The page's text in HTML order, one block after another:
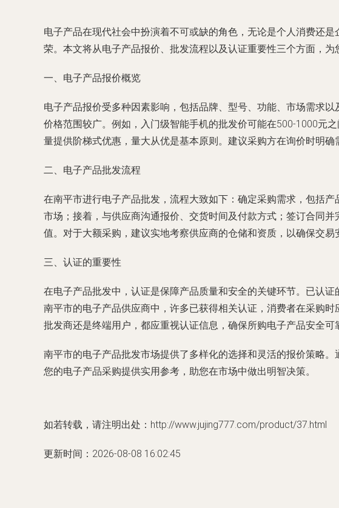
电子产品在现代社会中扮演着不可或缺的角色，无论是个人消费还
荣。本文将从电子产品报价、批发流程以及认证重要性三个方面，为
一、电子产品报价概览
电子产品报价受多种因素影响，包括品牌、型号、功能、市场需求
价格范围较广。例如，入门级智能手机的批发价可能在500-1000元
量提供阶梯式优惠，量大从优是基本原则。建议采购方在询价时明
二、电子产品批发流程
在南平市进行电子产品批发，流程大致如下：确定采购需求，包括
市场；接着，与供应商沟通报价、交货时间及付款方式；签订合同
值。对于大额采购，建议实地考察供应商的仓储和资质，以确保交易
三、认证的重要性
在电子产品批发中，认证是保障产品质量和安全的关键环节。已认
南平市的电子产品供应商中，许多已获得相关认证，消费者在采购
批发商还是终端用户，都应重视认证信息，确保所购电子产品安全可
南平市的电子产品批发市场提供了多样化的选择和灵活的报价策略
您的电子产品采购提供实用参考，助您在市场中做出明智决策。
如若转载，请注明出处：http://www.jujing777.com/product/37.html
更新时间：2026-08-08 16:02:45